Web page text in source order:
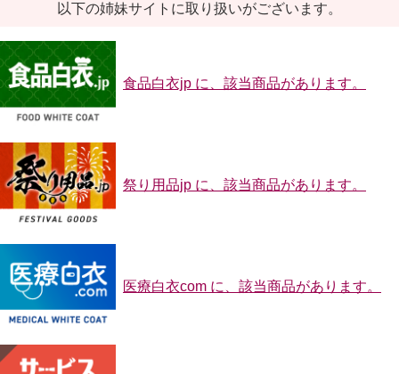
以下の姉妹サイトに取り扱いがございます。
食品白衣jp に、該当商品があります。
祭り用品jp に、該当商品があります。
医療白衣com に、該当商品があります。